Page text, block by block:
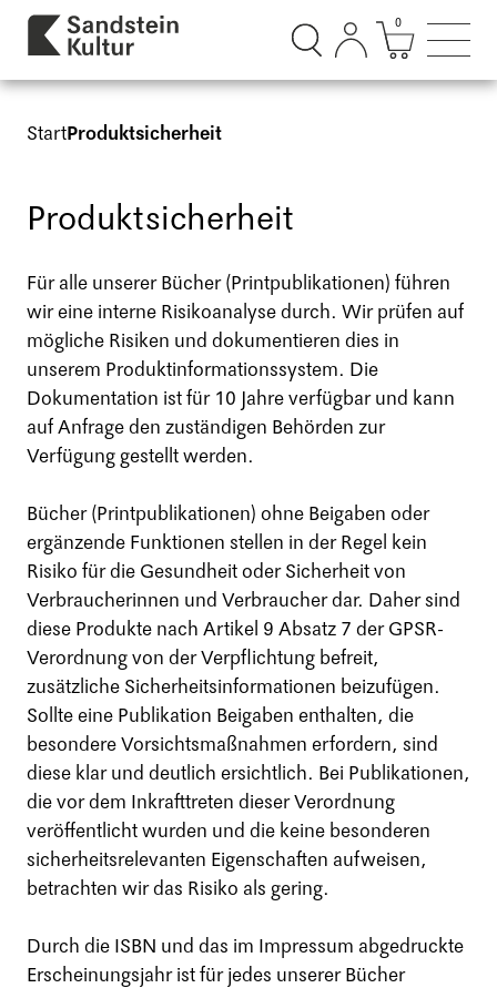
Suchdialog öffnen
Mini
0
StartProduktsicherheit
Produktsicherheit
Für alle unserer Bücher (Printpublikationen) führen
wir eine interne Risikoanalyse durch. Wir prüfen auf
mögliche Risiken und dokumentieren dies in
unserem Produktinformationssystem. Die
Dokumentation ist für 10 Jahre verfügbar und kann
auf Anfrage den zuständigen Behörden zur
Verfügung gestellt werden.
Bücher (Printpublikationen) ohne Beigaben oder
ergänzende Funktionen stellen in der Regel kein
Risiko für die Gesundheit oder Sicherheit von
Verbraucherinnen und Verbraucher dar. Daher sind
diese Produkte nach Artikel 9 Absatz 7 der GPSR-
Verordnung von der Verpflichtung befreit,
zusätzliche Sicherheitsinformationen beizufügen.
Sollte eine Publikation Beigaben enthalten, die
besondere Vorsichtsmaßnahmen erfordern, sind
diese klar und deutlich ersichtlich. Bei Publikationen,
die vor dem Inkrafttreten dieser Verordnung
veröffentlicht wurden und die keine besonderen
sicherheitsrelevanten Eigenschaften aufweisen,
betrachten wir das Risiko als gering.
Durch die ISBN und das im Impressum abgedruckte
Erscheinungsjahr ist für jedes unserer Bücher